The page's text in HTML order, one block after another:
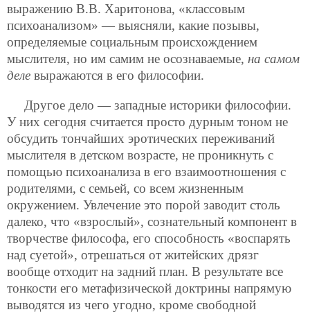
выражению В.В. Харитонова, «классовым
психоанализом» — выясняли, какие позывы,
определяемые социальным происхождением
мыслителя, но им самим не осознаваемые, на самом
деле выражаются в его философии.
Другое дело — западные историки философии.
У них сегодня считается просто дурным тоном не
обсудить тончайших эротических переживаний
мыслителя в детском возрасте, не проникнуть с
помощью психоанализа в его взаимоотношения с
родителями, с семьей, со всем жизненным
окружением. Увлечение это порой заводит столь
далеко, что «взрослый», сознательный компонент в
творчестве философа, его способность «воспарять
над суетой», отрешаться от житейских дрязг
вообще отходит на задний план. В результате все
тонкости его метафизической доктрины напрямую
выводятся из чего угодно, кроме свободной